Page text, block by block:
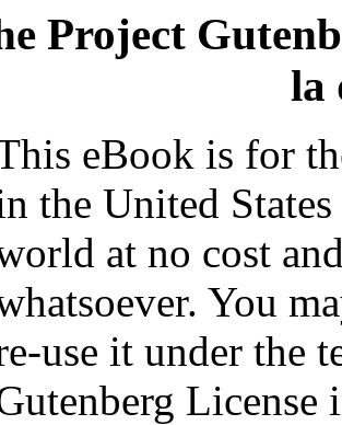
Project
la
eBook is for
the United
at no cost
You
use it under the